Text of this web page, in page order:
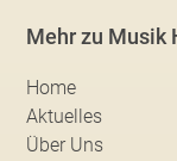
Mehr zu Musik
Home
Aktuelles
Über Uns